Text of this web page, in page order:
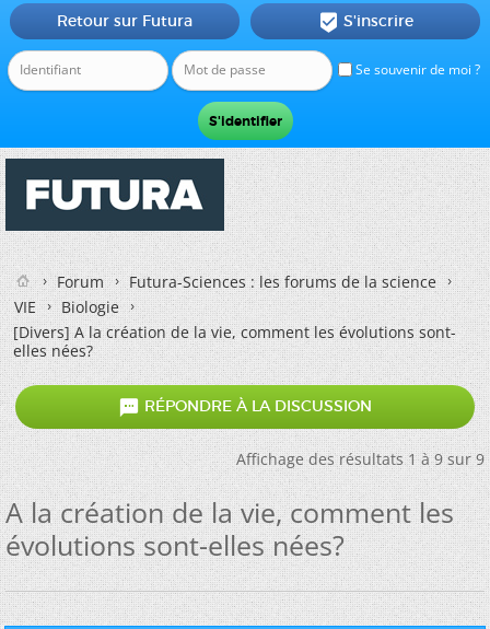
Se souvenir de moi ?
Retour sur Futura  S'inscrire
Forum
Futura-Sciences : les forums de la science
VIE
Biologie
[Divers]A la création de la vie, comment les évolutions sont-
elles nées?
 RÉPONDRE À LA DISCUSSION
Affichage des résultats 1 à 9 sur 9
A la création de la vie, comment les
évolutions sont-elles nées?